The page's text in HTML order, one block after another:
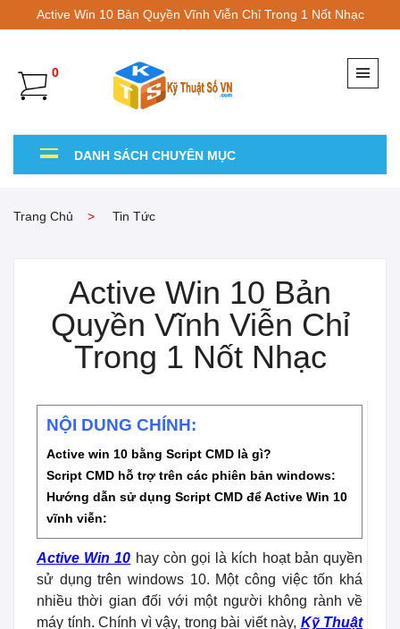
Active Win 10 Bản Quyền Vĩnh Viễn Chỉ Trong 1 Nốt Nhạc
0
DANH SÁCH CHUYÊN MỤC
Trang Chủ Tin Tức
Active Win 10 Bản
Quyền Vĩnh Viễn Chỉ
Trong 1 Nốt Nhạc
NỘI DUNG CHÍNH:
Active win 10 bằng Script CMD là gì?
Script CMD hỗ trợ trên các phiên bản windows:
Hướng dẫn sử dụng Script CMD để Active Win 10
vĩnh viễn:
Active Win 10 hay còn gọi là kích hoạt bản quyền
sử dụng trên windows 10. Một công việc tốn khá
nhiều thời gian đối với một người không rành về
máy tính. Chính vì vậy, trong bài viết này, Kỹ Thuật